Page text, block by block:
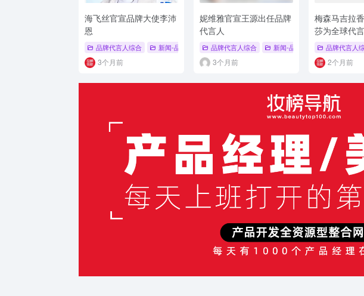
海飞丝官宣品牌大使李沛
恩
品牌代言人综合 新闻-品牌代言人 # 品牌代言人 # 海飞丝 # 李沛恩
3个月前
妮维雅官宣王源出任品牌
代言人
品牌代言人综合 新闻-品牌代言人
3个月前
梅森马吉拉
莎为全球代
品牌代言人
2个月前